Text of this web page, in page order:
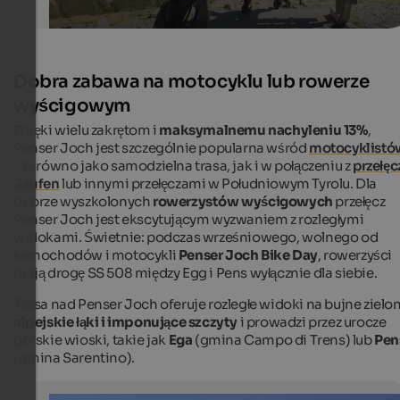
Dobra zabawa na motocyklu lub rowerze
wyścigowym
Dzięki wielu zakrętom i maksymalnemu nachyleniu 13%,
Penser Joch jest szczególnie popularna wśród
- zarówno jako samodzielna trasa, jak i w połączeniu z
Jaufenlub innymi przełęczami w Południowym Tyrolu. Dla
dobrze wyszkolonych rowerzystów wyścigowych przełęcz
Penser Joch jest ekscytującym wyzwaniem z rozległymi
widokami. Świetnie: podczas wrześniowego, wolnego od
samochodów i motocykli Penser Joch Bike Day, rowerzyści
mają drogę SS 508 między Egg i Pens wyłącznie dla siebie.
Trasa nad Penser Joch oferuje rozległe widoki na bujne
alpejskie łąki i imponujące szczyty i prowadzi przez urocze
górskie wioski, takie jak Ega (gmina Campo di Trens) lub
(gmina Sarentino).